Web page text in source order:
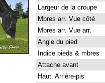
Largeur de la croupe
Mbres arr. Vue côté
Mbres arr. Vue arr.
Angle du pied
Indice pieds & mbres
Attache avant
Haut. Arrière-pis